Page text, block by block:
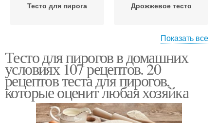
Тесто для пирога Дрожжевое тесто
Бездрожжевое тесто Постное тесто
Тесто на яблочном
пюре
Тесто с манкой
Показать все
Тесто для пирогов в домашних
условиях 107 рецептов. 20
рецептов теста для пирогов,
которые оценит любая хозяйка